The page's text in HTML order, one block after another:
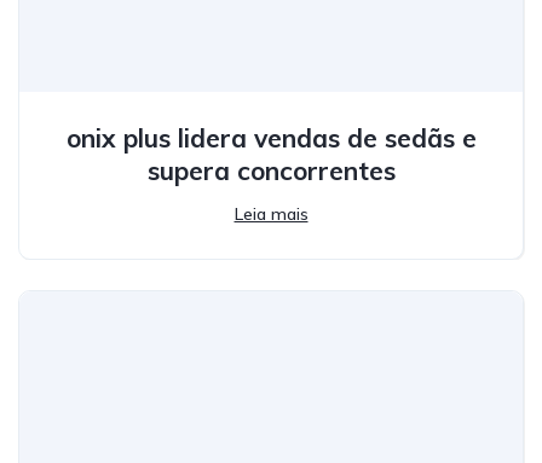
onix plus lidera vendas de sedãs e
supera concorrentes
Leia mais